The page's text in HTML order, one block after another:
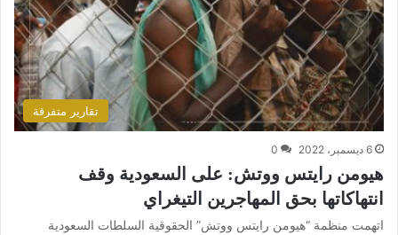
تقارير متفرقة
6 ديسمبر، 2022 0
هيومن رايتس ووتش: على السعودية وقف
انتهاكاتها بحق المهاجرين التيغراي
اتهمت منظمة “هيومن رايتس ووتش” الحقوقية السلطات السعودية